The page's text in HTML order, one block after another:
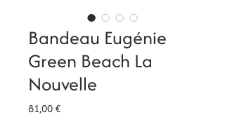
Bandeau Eugénie
Green Beach La
Nouvelle
81,00 €Prix